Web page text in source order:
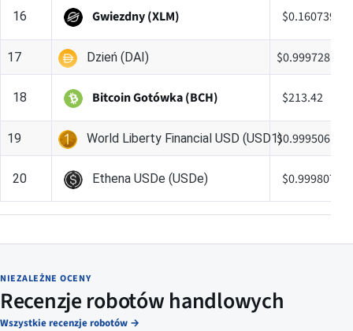
16 Gwiezdny (XLM) $0.160739
17 Dzień (DAI) $0.999728
18 Bitcoin Gotówka (BCH) $213.42
19 World Liberty Financial USD (USD1)$0.999506
20 Ethena USDe (USDe) $0.999807
NIEZALEŻNE OCENY
Recenzje robotów handlowych
Wszystkie recenzje robotów →